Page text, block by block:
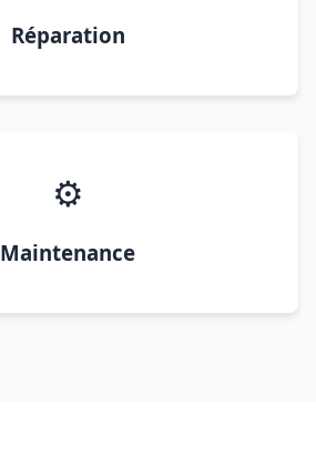
Réparation
⚙️
Maintenance